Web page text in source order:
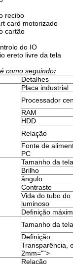
recibo
card motorizado
cartão
do IO
ereto livre da tela
como seguindo:
Detalhes
Placa industrial
Processador
RAM
HDD
Relação
Fonte de
PC
Tamanho da tela
Brilho
ângulo
Contraste
Vida do tubo do
luminoso
Definição
Tamanho da tela
Definição
Transparência,
2mm="">
Relação